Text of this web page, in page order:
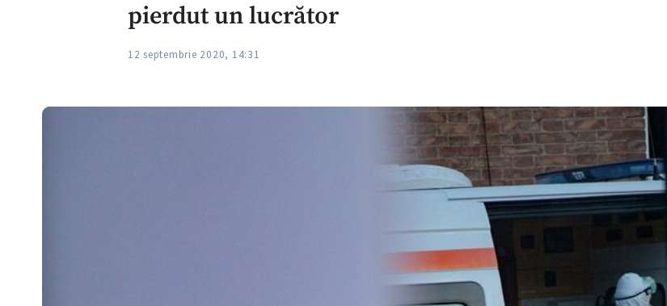
pierdut un lucrător
12 septembrie 2020, 14:31